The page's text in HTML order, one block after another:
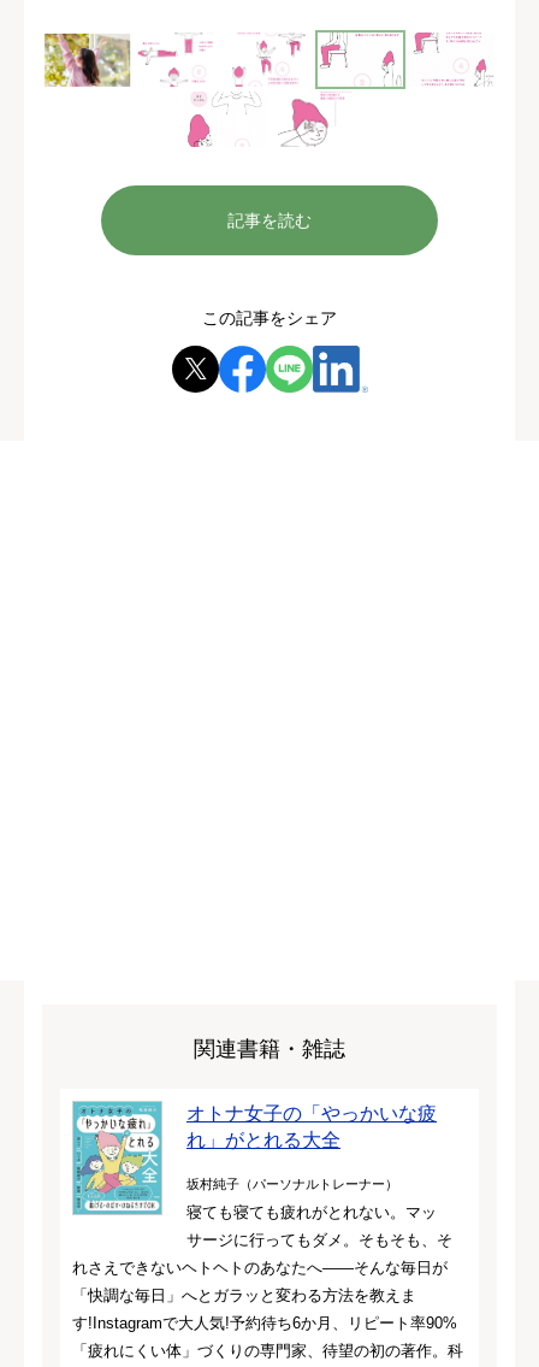
記事を読む
この記事をシェア
関連書籍・雑誌
オトナ女子の「やっかいな疲
れ」がとれる大全
坂村純子（パーソナルトレーナー）
寝ても寝ても疲れがとれない。マッ
サージに行ってもダメ。そもそも、そ
れさえできないヘトヘトのあなたへ――そんな毎日が
「快調な毎日」へとガラッと変わる方法を教えま
す!Instagramで大人気!予約待ち6か月、リピート率90%
「疲れにくい体」づくりの専門家、待望の初の著作。科